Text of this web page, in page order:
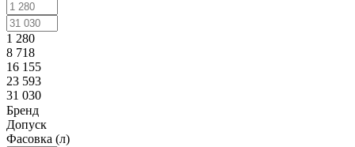
1 280
8 718
16 155
23 593
31 030
Бренд
Допуск
Фасовка (л)